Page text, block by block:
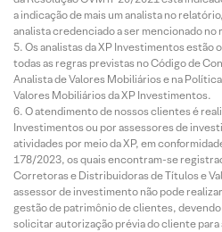
a indicação de mais um analista no
analista credenciado a ser mencionado no
Os analistas da XP Investimentos estão
todas as regras previstas no Código de
Analista de Valores Mobiliários e na
Valores Mobiliários da XP Investimentos.
O atendimento de nossos clientes é
Investimentos ou por assessores de
atividades por meio da XP, em
178/2023, os quais encontram-se
Corretoras e Distribuidoras de Títulos e
assessor de investimento não pode
gestão de patrimônio de clientes,
solicitar autorização prévia do cliente